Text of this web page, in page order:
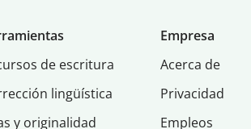
de escritura
lingüística
y originalidad
Empresa
Acerca de
Privacidad
Empleos